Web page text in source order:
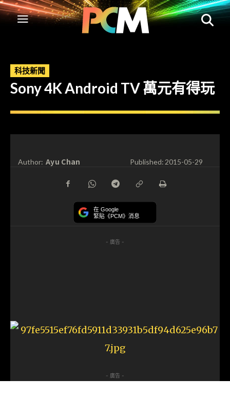
科技新聞
Sony 4K Android TV 萬元有得玩
Author: Ayu Chan Published:2015-05-29
在 Google
緊貼《PCM》消息
- 廣告 -
- 廣告 -